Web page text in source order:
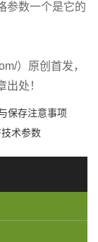
参数一个是它的
）原创首发，
处！
保存注意事项
术参数